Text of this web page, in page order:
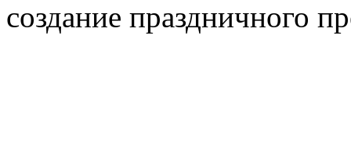
создание праздничного